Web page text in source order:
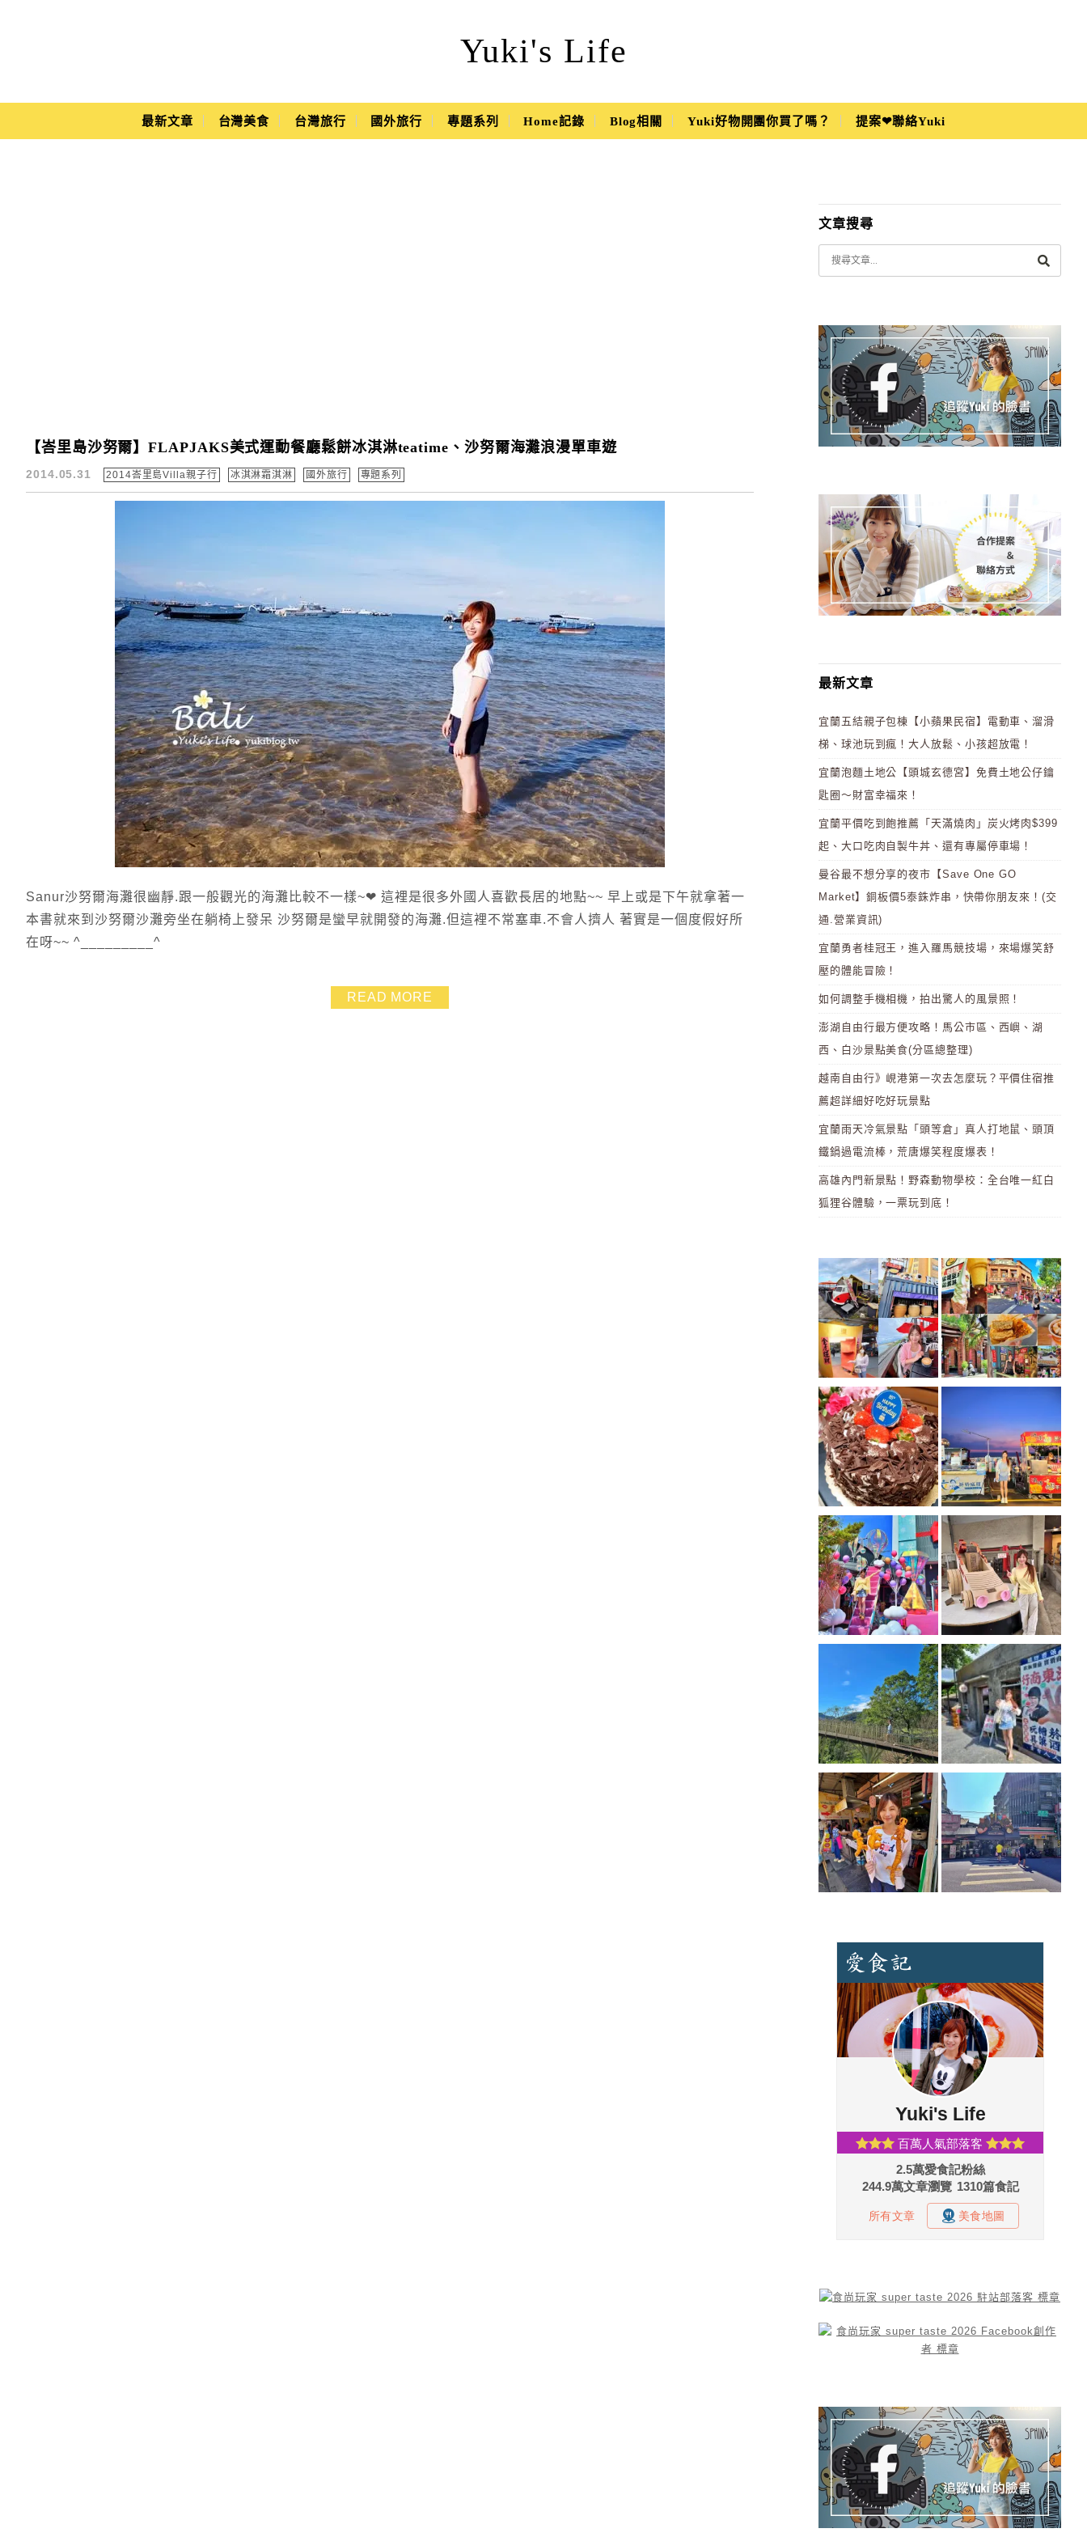
Yuki's Life
Yuki's Life
Main Menu
最新文章 台灣美食 台灣旅行 國外旅行 專題系列 Home記錄 Blog相關 Yuki好物開團你買了嗎？ 提案❤聯絡Yuki
【峇里島沙努爾】FLAPJAKS美式運動餐廳鬆餅冰淇淋teatime、沙努爾海灘浪漫單車遊
2014.05.31 2014峇里島Villa親子行 冰淇淋霜淇淋 國外旅行 專題系列
Sanur沙努爾海灘很幽靜.跟一般觀光的海灘比較不一樣~❤ 這裡是很多外國人喜歡長居的地點~~ 早上或是下午就拿著一
本書就來到沙努爾沙灘旁坐在躺椅上發呆 沙努爾是蠻早就開發的海灘.但這裡不常塞車.不會人擠人 著實是一個度假好所
在呀~~ ^_________^
READ MORE
文章搜尋
最新文章
宜蘭五結親子包棟【小蘋果民宿】電動車、溜滑
梯、球池玩到瘋！大人放鬆、小孩超放電！
宜蘭泡麵土地公【頭城玄德宮】免費土地公仔鑰
匙圈～財富幸福來！
宜蘭平價吃到飽推薦「天滿燒肉」炭火烤肉$399
起、大口吃肉自製牛丼、還有專屬停車場！
曼谷最不想分享的夜市【Save One GO
Market】銅板價5泰銖炸串，快帶你朋友來！(交
通.營業資訊)
宜蘭勇者桂冠王，進入羅馬競技場，來場爆笑舒
壓的體能冒險！
如何調整手機相機，拍出驚人的風景照！
澎湖自由行最方便攻略！馬公市區、西嶼、湖
西、白沙景點美食(分區總整理)
越南自由行》峴港第一次去怎麼玩？平價住宿推
薦超詳細好吃好玩景點
宜蘭雨天冷氣景點「頭等倉」真人打地鼠、頭頂
鐵鍋過電流棒，荒唐爆笑程度爆表！
高雄內門新景點！野森動物學校：全台唯一紅白
狐狸谷體驗，一票玩到底！